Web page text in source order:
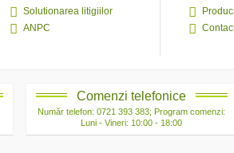
Solutionarea litigiilor
ANPC
Comenzi telefonice
Număr telefon: 0721 393 383; Program comenzi:
Luni - Vineri: 10:00 - 18:00